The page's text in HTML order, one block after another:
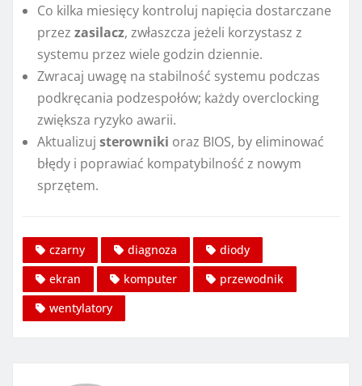
Co kilka miesięcy kontroluj napięcia dostarczane
przez zasilacz, zwłaszcza jeżeli korzystasz z
systemu przez wiele godzin dziennie.
Zwracaj uwagę na stabilność systemu podczas
podkręcania podzespołów; każdy overclocking
zwiększa ryzyko awarii.
Aktualizuj sterowniki oraz BIOS, by eliminować
błędy i poprawiać kompatybilność z nowym
sprzętem.
czarny diagnoza
diody
ekran
komputer
przewodnik
wentylatory